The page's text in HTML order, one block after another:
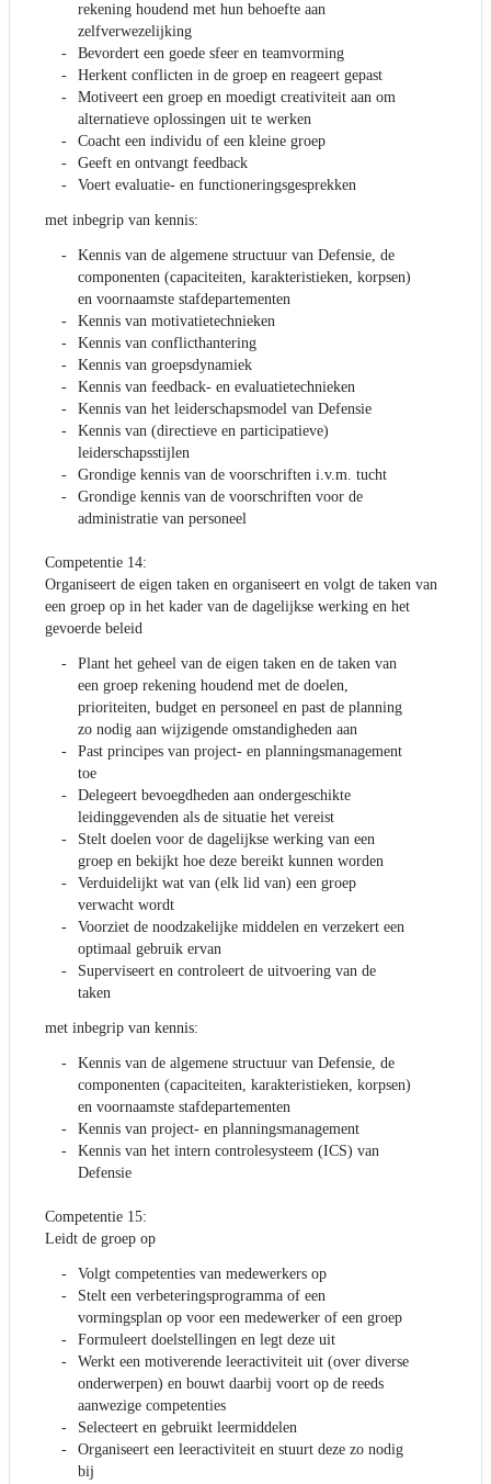
rekening houdend met hun behoefte aan
zelfverwezelijking
Bevordert een goede sfeer en teamvorming
Herkent conflicten in de groep en reageert gepast
Motiveert een groep en moedigt creativiteit aan om
alternatieve oplossingen uit te werken
Coacht een individu of een kleine groep
Geeft en ontvangt feedback
Voert evaluatie- en functioneringsgesprekken
met inbegrip van kennis:
Kennis van de algemene structuur van Defensie, de
componenten (capaciteiten, karakteristieken, korpsen)
en voornaamste stafdepartementen
Kennis van motivatietechnieken
Kennis van conflicthantering
Kennis van groepsdynamiek
Kennis van feedback- en evaluatietechnieken
Kennis van het leiderschapsmodel van Defensie
Kennis van (directieve en participatieve)
leiderschapsstijlen
Grondige kennis van de voorschriften i.v.m. tucht
Grondige kennis van de voorschriften voor de
administratie van personeel
Competentie 14:
Organiseert de eigen taken en organiseert en volgt de taken van
een groep op in het kader van de dagelijkse werking en het
gevoerde beleid
Plant het geheel van de eigen taken en de taken van
een groep rekening houdend met de doelen,
prioriteiten, budget en personeel en past de planning
zo nodig aan wijzigende omstandigheden aan
Past principes van project- en planningsmanagement
toe
Delegeert bevoegdheden aan ondergeschikte
leidinggevenden als de situatie het vereist
Stelt doelen voor de dagelijkse werking van een
groep en bekijkt hoe deze bereikt kunnen worden
Verduidelijkt wat van (elk lid van) een groep
verwacht wordt
Voorziet de noodzakelijke middelen en verzekert een
optimaal gebruik ervan
Superviseert en controleert de uitvoering van de
taken
met inbegrip van kennis:
Kennis van de algemene structuur van Defensie, de
componenten (capaciteiten, karakteristieken, korpsen)
en voornaamste stafdepartementen
Kennis van project- en planningsmanagement
Kennis van het intern controlesysteem (ICS) van
Defensie
Competentie 15:
Leidt de groep op
Volgt competenties van medewerkers op
Stelt een verbeteringsprogramma of een
vormingsplan op voor een medewerker of een groep
Formuleert doelstellingen en legt deze uit
Werkt een motiverende leeractiviteit uit (over diverse
onderwerpen) en bouwt daarbij voort op de reeds
aanwezige competenties
Selecteert en gebruikt leermiddelen
Organiseert een leeractiviteit en stuurt deze zo nodig
bij